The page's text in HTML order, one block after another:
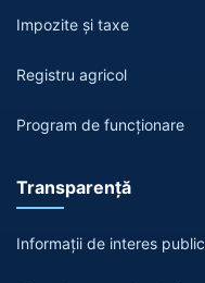
Impozite și taxe
Registru agricol
Program de funcționare
Transparență
Informații de interes public